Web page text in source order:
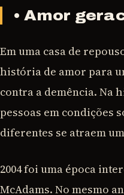
• Amor
Em uma casa de
história de amor para
contra a demência. Na
pessoas em condições
diferentes se atraem
2004 foi uma época
McAdams. No mesmo